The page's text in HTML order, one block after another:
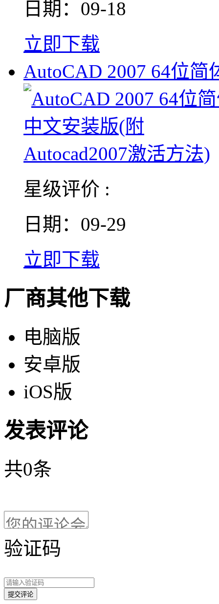
日期：09-18
立即下载
AutoCAD 2007 64位简
星级评价 :
日期：09-29
立即下载
厂商其他下载
电脑版
安卓版
iOS版
发表评论
共0条
验证码